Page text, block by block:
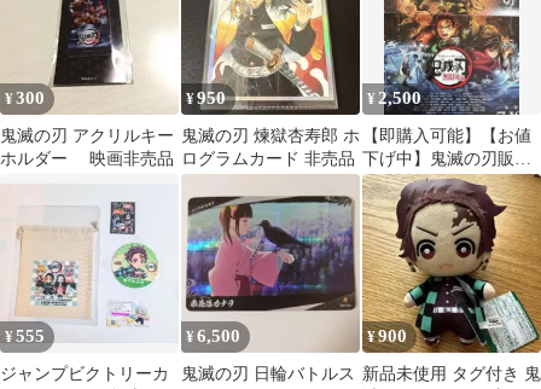
¥300
鬼滅の刃 アクリルキー
ホルダー 映画非売品
¥950
鬼滅の刃 煉獄杏寿郎 ホ
ログラムカード 非売品
¥ 2,500
【即購入可能】【お値
下げ中】鬼滅の刃販促
非売品ポスター2点セッ
ト
¥555
ジャンプビクトリーカ
¥6,500
鬼滅の刃 日輪バトルス
¥900
新品未使用 タグ付き 鬼